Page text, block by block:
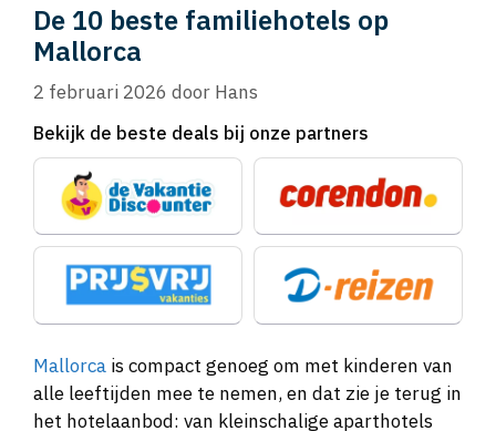
De 10 beste familiehotels op
Mallorca
2 februari 2026 door Hans
Bekijk de beste deals bij onze partners
Mallorca is compact genoeg om met kinderen van
alle leeftijden mee te nemen, en dat zie je terug in
het hotelaanbod: van kleinschalige aparthotels